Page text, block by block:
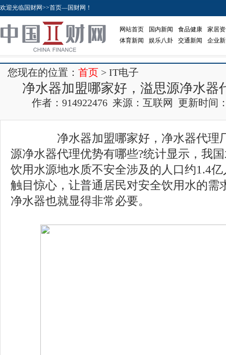
欢迎光临国财网>>首页—国财网！
网站首页 国内新闻 食品健康
家居
体育新闻
娱乐八卦 交通新闻 企业
您现在的位置： 首页 > IT电子
净水器加盟哪家好，溢思源净水器
作者：914922476 来源：互联网 更新时间
净水器加盟哪家好，净水器代理厂
源净水器代理优势有哪些?统计显示，我
饮用水源地水质不安全涉及的人口约1.4
触目惊心，让普通居民对安全饮用水的需
净水器也就显得非常必要。